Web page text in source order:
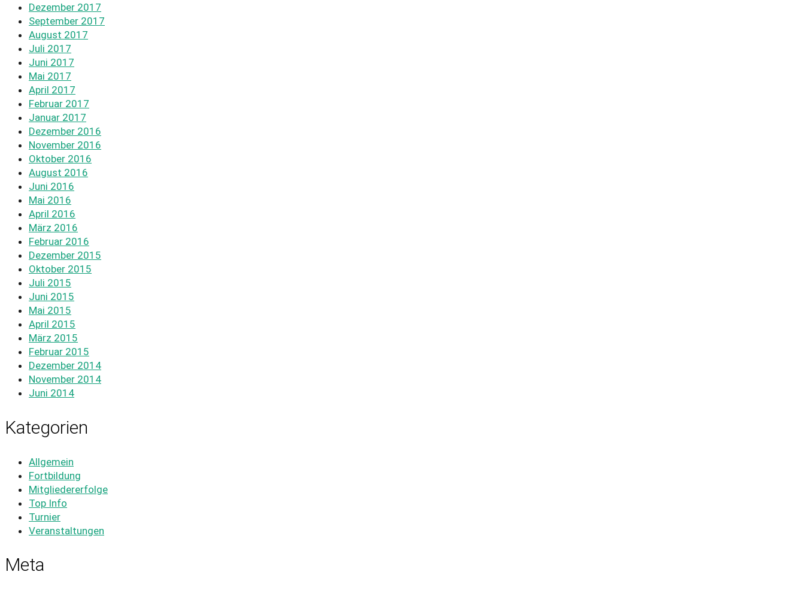
Dezember 2017
September 2017
August 2017
Juli 2017
Juni 2017
Mai 2017
April 2017
Februar 2017
Januar 2017
Dezember 2016
November 2016
Oktober 2016
August 2016
Juni 2016
Mai 2016
April 2016
März 2016
Februar 2016
Dezember 2015
Oktober 2015
Juli 2015
Juni 2015
Mai 2015
April 2015
März 2015
Februar 2015
Dezember 2014
November 2014
Juni 2014
Kategorien
Allgemein
Fortbildung
Mitgliedererfolge
Top Info
Turnier
Veranstaltungen
Meta